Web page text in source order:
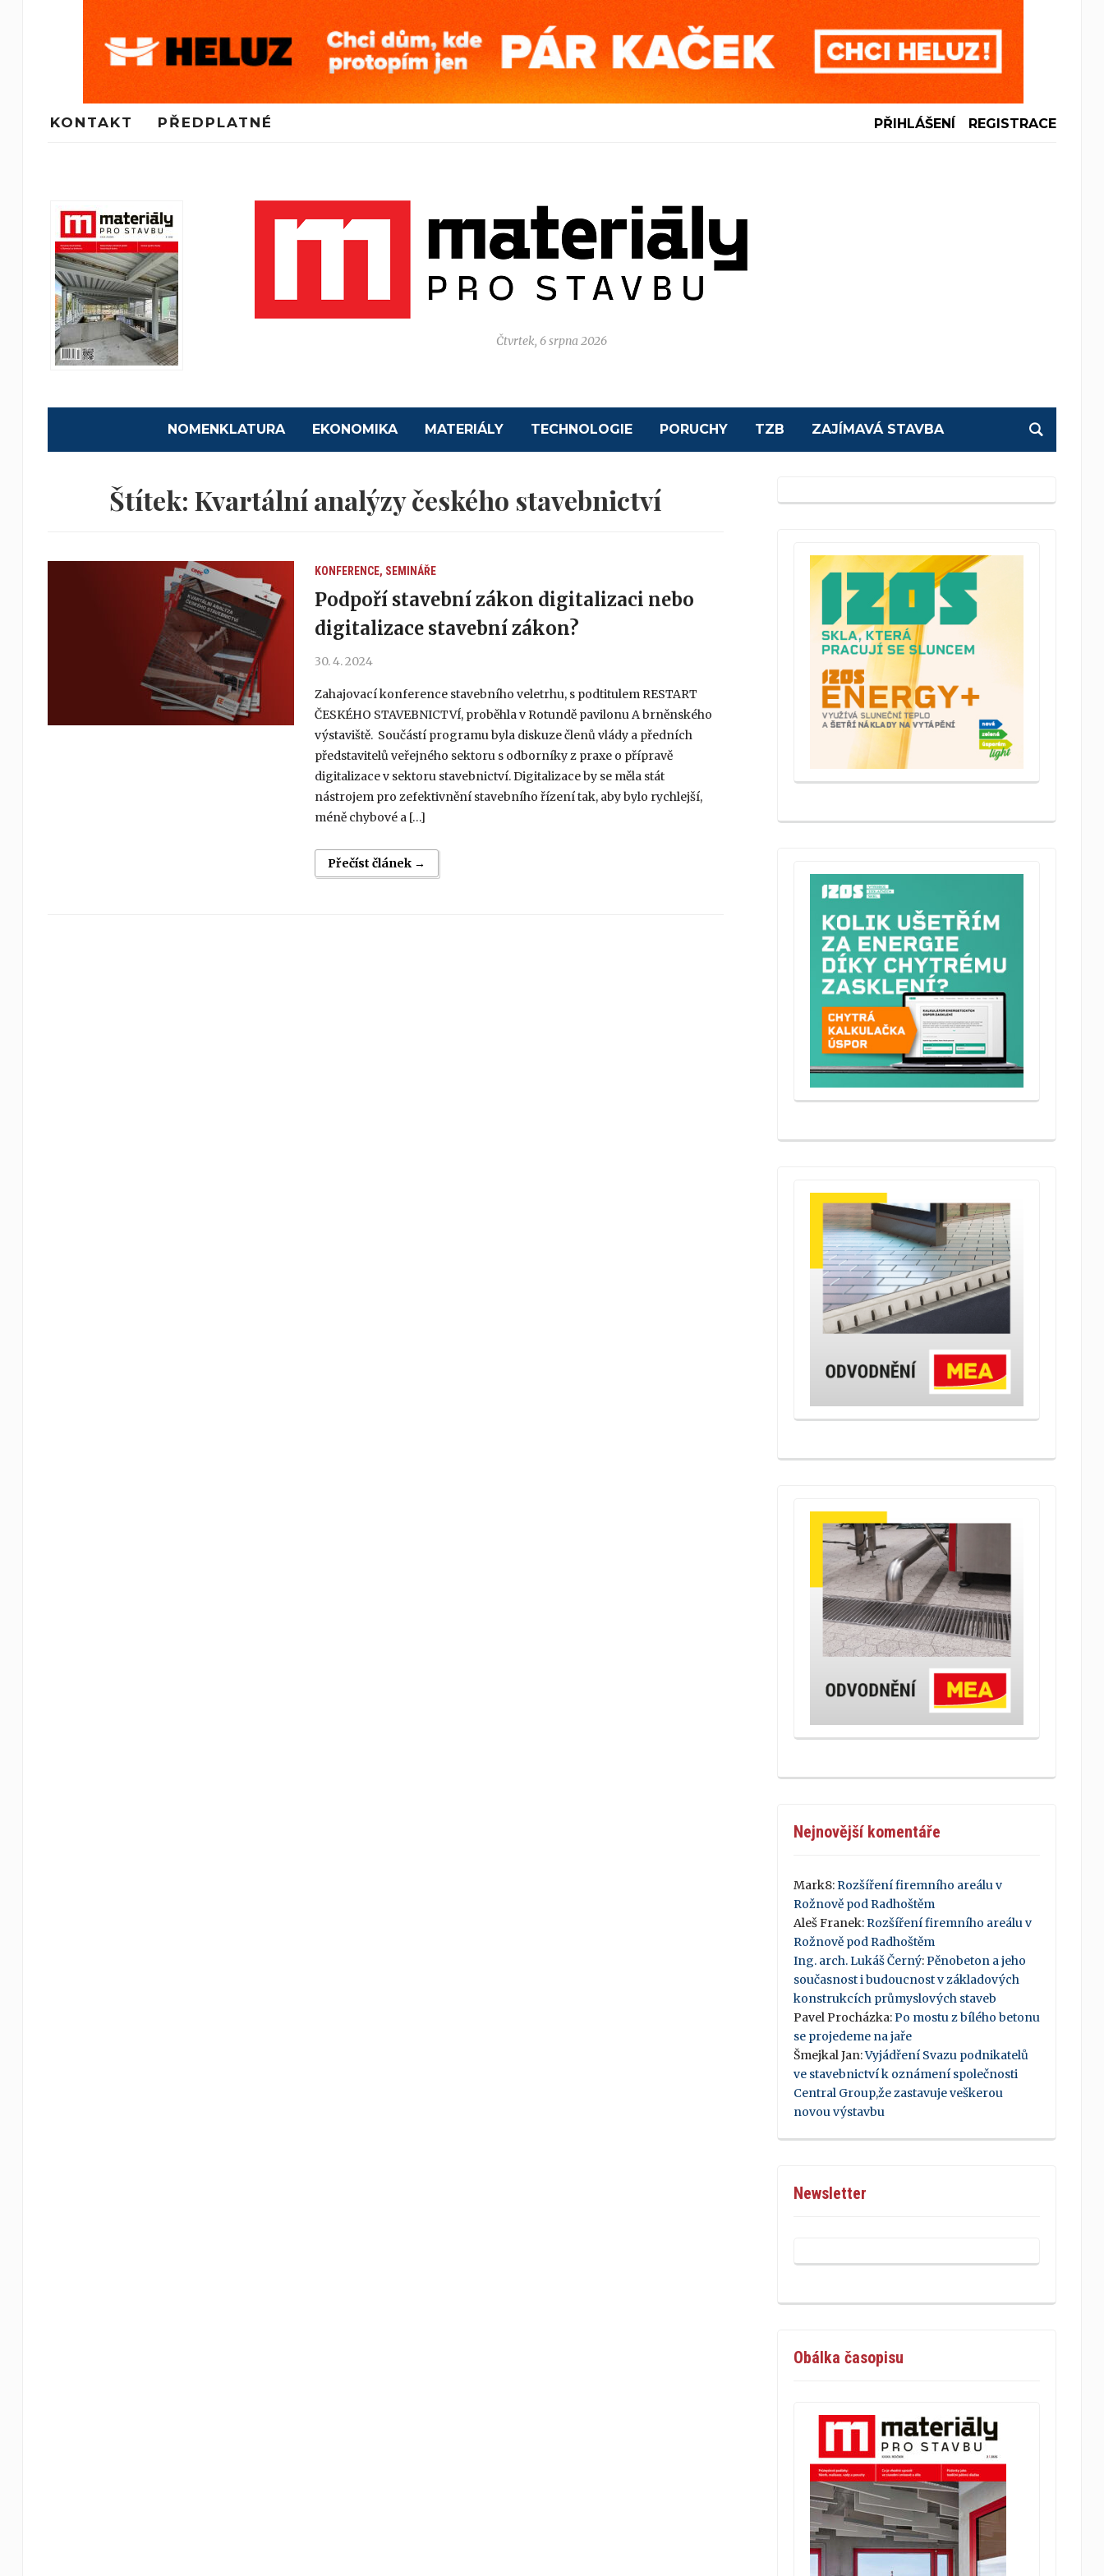
KONTAKT PŘEDPLATNÉ PŘIHLÁŠENÍ REGISTRACE
Čtvrtek, 6 srpna 2026
NOMENKLATURA EKONOMIKA MATERIÁLY TECHNOLOGIE PORUCHY TZB ZAJÍMAVÁ STAVBA
Štítek:Kvartální analýzy českého stavebnictví
KONFERENCE, SEMINÁŘE
Podpoří stavební zákon digitalizaci nebo
digitalizace stavební zákon?
30. 4. 2024
Zahajovací konference stavebního veletrhu, s podtitulem RESTART
ČESKÉHO STAVEBNICTVÍ, proběhla v Rotundě pavilonu A brněnského
výstaviště. Součástí programu byla diskuze členů vlády a předních
představitelů veřejného sektoru s odborníky z praxe o přípravě
digitalizace v sektoru stavebnictví. Digitalizace by se měla stát
nástrojem pro zefektivnění stavebního řízení tak, aby bylo rychlejší,
méně chybové a […]
Přečíst článek →
Nejnovější komentáře
Mark8:Rozšíření firemního areálu v
Rožnově pod Radhoštěm
Aleš Franek:Rozšíření firemního areálu v
Rožnově pod Radhoštěm
Ing. arch. Lukáš Černý:Pěnobeton a jeho
současnost i budoucnost v základových
konstrukcích průmyslových staveb
Pavel Procházka:Po mostu z bílého betonu
se projedeme na jaře
Šmejkal Jan:Vyjádření Svazu podnikatelů
ve stavebnictví k oznámení společnosti
Central Group,že zastavuje veškerou
novou výstavbu
Newsletter
Obálka časopisu